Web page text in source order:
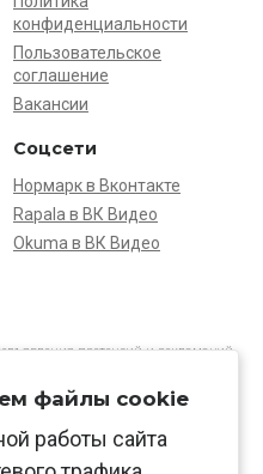
конфиденциальности
Пользовательское
соглашение
Вакансии
Соцсети
Нормарк в Вконтакте
Rapala в ВК Видео
Okuma в ВК Видео
претензий и рекламаций,
отличаться от указанных на сайте.
ОГРН 1037739603505
технологиив соответствии
файлы cookie
работы сайта